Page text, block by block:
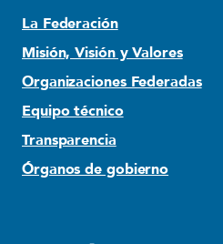
La Federación
Misión, Visión y Valores
Organizaciones Federadas
Equipo técnico
Transparencia
Órganos de gobierno